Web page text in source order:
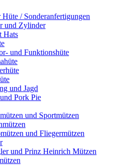
/ Sonderanfertigungen
und Zylinder
Hats
und Funktionshüte
und Jagd
Pork Pie
und Sportmützen
und Fliegermützen
und Prinz Heinrich Mützen